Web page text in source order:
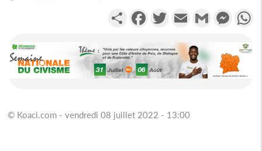
PartagerFacebookTwitterEmail Gmail
© Koaci.com - vendredi 08 juillet 2022 - 13:00